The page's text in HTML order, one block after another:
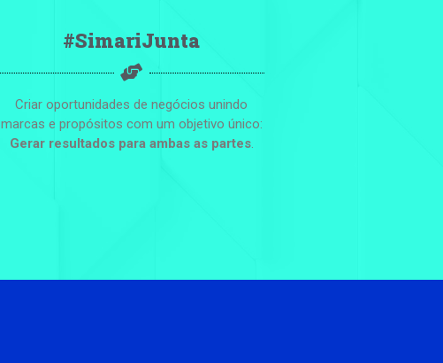
#SimariJunta
Criar oportunidades de negócios unindo
marcas e propósitos com um objetivo único:
Gerar resultados para ambas as partes.